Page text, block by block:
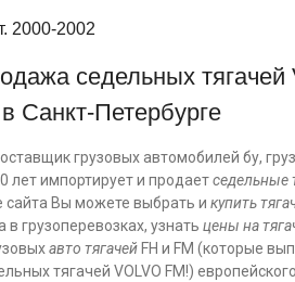
2000-2002
седельных тягачей
Санкт-Петербурге
грузовых автомобилей бу,
лет импортирует и продаетседельные
сайта Вы можете выбрать и купить
грузоперевозках, узнать цены на
авто тягачей FH и FM (которые
тягачей VOLVO FM!)